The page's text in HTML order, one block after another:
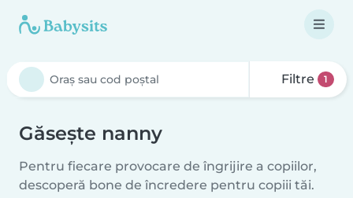
Filtre 1
Găsește nanny
Pentru fiecare provocare de îngrijire a copiilor,
descoperă bone de încredere pentru copiii tăi.